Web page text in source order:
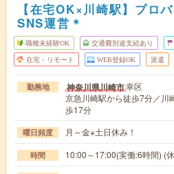
【在宅OK×川崎駅】プロ
SNS運営＊
職種未経験OK 交通費別途支給あり
在宅・リモート WEB登録OK 派遣
勤務地 神奈川県川崎市幸区
京急川崎駅から徒歩7分／川
歩17分
曜日頻度 月～金※土日休み！
時間 10:00～17:00(実働:6時間) (